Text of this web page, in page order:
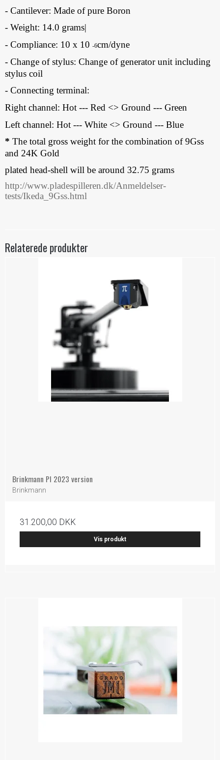
- Cantilever: Made of pure Boron
- Weight: 14.0 grams|
- Compliance: 10 x 10 -6cm/dyne
- Change of stylus: Change of generator unit including
stylus coil
- Connecting terminal:
Right channel: Hot --- Red <> Ground --- Green
Left channel: Hot --- White <> Ground --- Blue
* The total gross weight for the combination of 9Gss
and 24K Gold
plated head-shell will be around 32.75 grams
http://www.pladespilleren.dk/Anmeldelser-
tests/Ikeda_9Gss.html
Relaterede produkter
Brinkmann PI 2023 version
Brinkmann
31.200,00 DKK
Vis produkt